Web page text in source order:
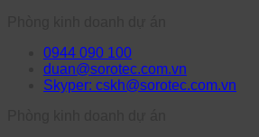
0944 090 100
duan@sorotec.com.vn
Skyper: cskh@sorotec.com.vn